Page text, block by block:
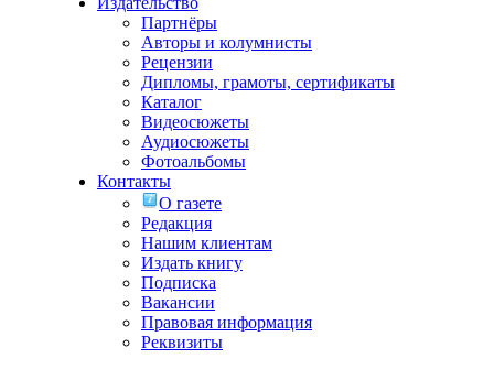
Партнёры
Авторы и колумнисты
Рецензии
Дипломы, грамоты, сертификаты
Каталог
Видеосюжеты
Аудиосюжеты
Фотоальбомы
Контакты
О газете
Редакция
Нашим клиентам
Издать книгу
Подписка
Вакансии
Правовая информация
Реквизиты